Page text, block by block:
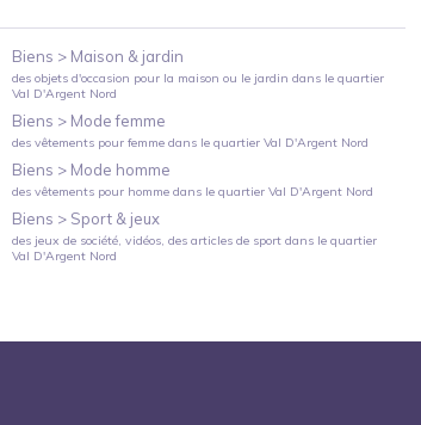
Biens > Maison & jardin
des objets d'occasion pour la maison ou le jardin dans le quartier
Val D'Argent Nord
Biens > Mode femme
des vêtements pour femme dans le quartierVal D'Argent Nord
Biens > Mode homme
des vêtements pour homme dans le quartierVal D'Argent Nord
Biens > Sport & jeux
des jeux de société, vidéos, des articles de sport dans le quartier
Val D'Argent Nord